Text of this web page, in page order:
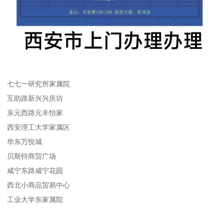
七七一研究所家属院
互助路新兴兴庆坊
东元西路元丰怡家
西安理工大学家属区
华东万悦城
贝斯特商贸广场
咸宁东路咸宁花园
西北小商品贸易中心
工业大学东家属院